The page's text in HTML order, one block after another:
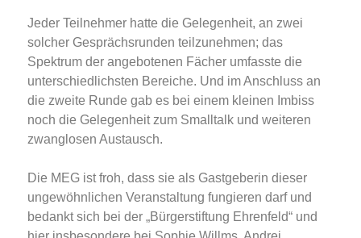
Jeder Teilnehmer hatte die Gelegenheit, an zwei
solcher Gesprächsrunden teilzunehmen; das
Spektrum der angebotenen Fächer umfasste die
unterschiedlichsten Bereiche. Und im Anschluss an
die zweite Runde gab es bei einem kleinen Imbiss
noch die Gelegenheit zum Smalltalk und weiteren
zwanglosen Austausch.
Die MEG ist froh, dass sie als Gastgeberin dieser
ungewöhnlichen Veranstaltung fungieren darf und
bedankt sich bei der „Bürgerstiftung Ehrenfeld“ und